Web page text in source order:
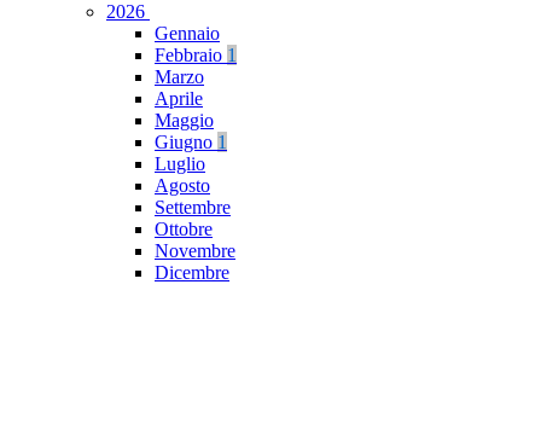
2026
Gennaio
Febbraio 1
Marzo
Aprile
Maggio
Giugno 1
Luglio
Agosto
Settembre
Ottobre
Novembre
Dicembre